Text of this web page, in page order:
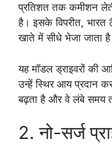
प्रतिशत तक कमीशन
है। इसके विपरीत, भारत
खाते में सीधे भेजा जाता
यह मॉडल ड्राइवरों की
उन्हें स्थिर आय प्रदान
बढ़ता है और वे लंबे समय
2. नो-सर्ज